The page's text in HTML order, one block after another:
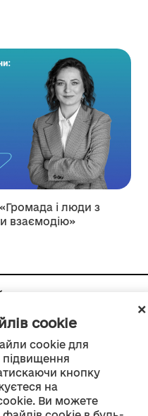
cookie
cookie для
кнопку
на
Ви можете
і люди з
взаємодію»
2022
реформи місцевого